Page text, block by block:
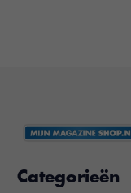
Categorieën